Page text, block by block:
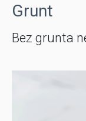
Grunt
Bez grunta